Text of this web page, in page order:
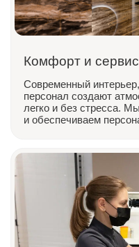
Зуботехническая
У нас работают настоящие
дела. Врачи мирового уровня,
в России, но также в США,
Специалисты